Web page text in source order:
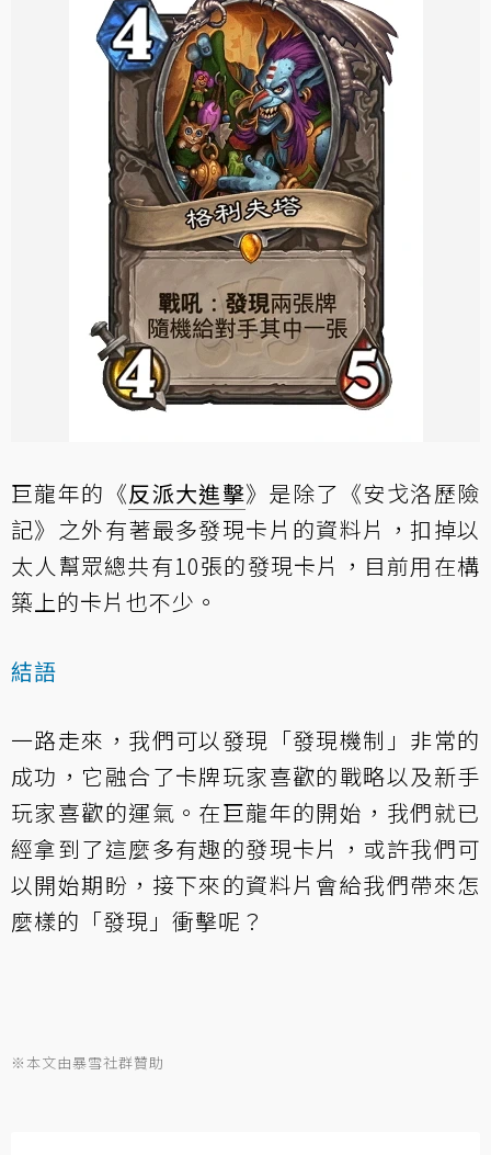
巨龍年的《反派大進擊》是除了《安戈洛歷險
記》之外有著最多發現卡片的資料片，扣掉以
太人幫眾總共有10張的發現卡片，目前用在構
築上的卡片也不少。
結語
一路走來，我們可以發現「發現機制」非常的
成功，它融合了卡牌玩家喜歡的戰略以及新手
玩家喜歡的運氣。在巨龍年的開始，我們就已
經拿到了這麼多有趣的發現卡片，或許我們可
以開始期盼，接下來的資料片會給我們帶來怎
麼樣的「發現」衝擊呢？
※本文由暴雪社群贊助